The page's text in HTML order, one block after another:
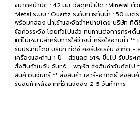
ขนาดหน้าปัด : 42 มม. วัสดุหน้าปัด : Mineral ตัว
:Metal ระบบ : Quartz ระดับการกันน้ำ : 50 เมต
พร้อมกล่อง นำเข้าและจัดจำหน่ายโดย บริษัท ที
ข้อควรระวัง โดยทั่วไปแล้ว ทนทานต่อการกระเด็
แต่ไม่เหมาะสำหรับการใส่ว่ายน้ำหรือใส่อาบน้ำ **
รับประกันโดย บริษัท ทีดีซี คอร์ปอเรชั่น จำกัด -
เครื่องและถ่าน 1 ปี - ส่วนลด 51% ขึ้นไป รับประ
สั่งสินค้าในวัน จันทร์ - พฤหัส ส่งสินค้าวันถัดไป
สินค้าวันจันทร์ ** สั่งสินค้า เสาร์-อาทิตย์ ส่งสินค้
รับสินค้าหลังจากที่ร้านจัดส่ง 2-5 วันทำการ